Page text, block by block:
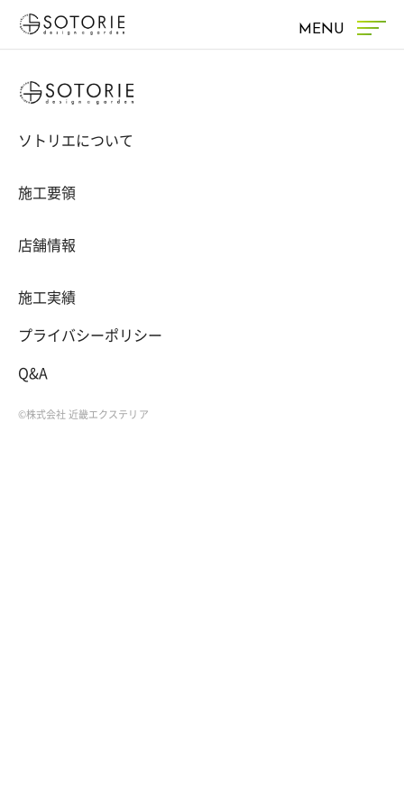
MENU
ソトリエについて
施工要領
店舗情報
施工実績
プライバシーポリシー
Q&A
©株式会社 近畿エクステリア